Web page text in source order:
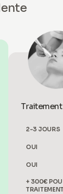
2-3 JOURS
OUI
OUI
+ 300€